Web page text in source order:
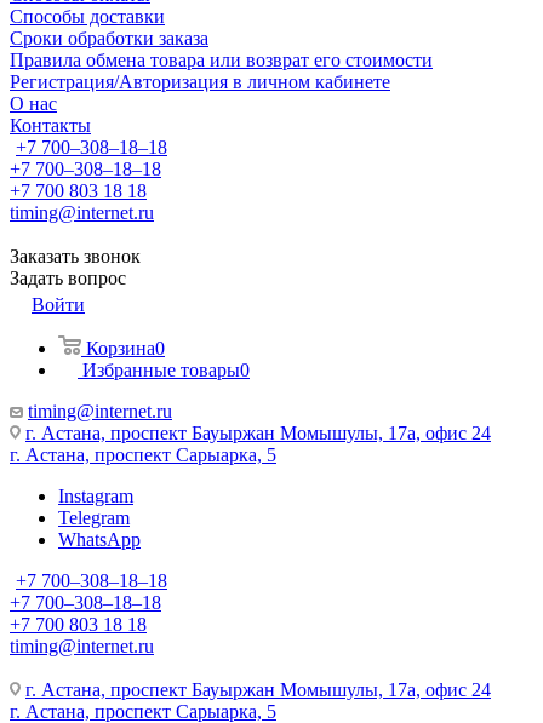
Способы доставки
Сроки обработки заказа
Правила обмена товара или возврат его стоимости
Регистрация/Авторизация в личном кабинете
О нас
Контакты
+7 700‒308‒18‒18
+7 700‒308‒18‒18
+7 700 803 18 18
timing@internet.ru
Заказать звонок
Задать вопрос
Войти
Корзина0
Избранные товары0
timing@internet.ru
г. Астана, проспект Бауыржан Момышулы, 17а, офис 24
г. Астана, проспект Сарыарка, 5
Instagram
Telegram
WhatsApp
+7 700‒308‒18‒18
+7 700‒308‒18‒18
+7 700 803 18 18
timing@internet.ru
г. Астана, проспект Бауыржан Момышулы, 17а, офис 24
г. Астана, проспект Сарыарка, 5